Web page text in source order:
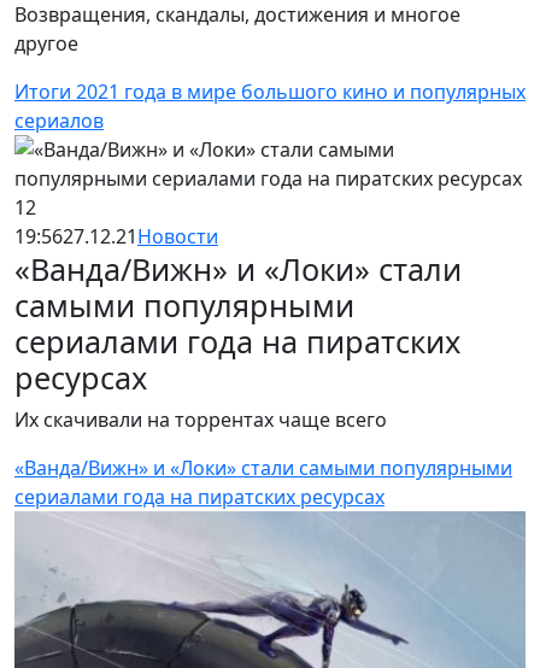
Возвращения, скандалы, достижения и многое
другое
Итоги 2021 года в мире большого кино и популярных
сериалов
19:5627.12.21Новости
«Ванда/Вижн» и «Локи» стали
самыми популярными
сериалами года на пиратских
ресурсах
Их скачивали на торрентах чаще всего
«Ванда/Вижн» и «Локи» стали самыми популярными
сериалами года на пиратских ресурсах